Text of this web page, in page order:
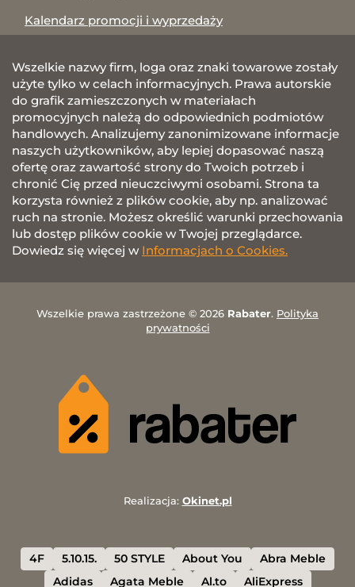
Kalendarz promocji i wyprzedaży
Wszelkie nazwy firm, loga oraz znaki towarowe zostały
użyte tylko w celach informacyjnych. Prawa autorskie
do grafik zamieszczonych w materiałach
promocyjnych należą do odpowiednich podmiotów
handlowych. Analizujemy zanonimizowane informacje
naszych użytkowników, aby lepiej dopasować naszą
ofertę oraz zawartość strony do Twoich potrzeb i
chronić Cię przed nieuczciwymi osobami. Strona ta
korzysta również z plików cookie, aby np. analizować
ruch na stronie. Możesz określić warunki przechowania
lub dostęp plików cookie w Twojej przeglądarce.
Dowiedz się więcej w Informacjach o Cookies.
Wszelkie prawa zastrzeżone © 2026 Rabater. Polityka
prywatności
Realizacja: Okinet.pl
4F 5.10.15. 50 STYLE About You
Abra Meble
Adidas
Agata Meble Al.to AliExpress